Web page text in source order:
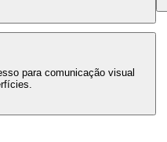
para comunicação visual